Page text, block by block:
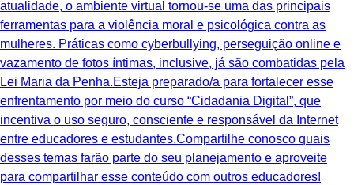
atualidade, o ambiente virtual tornou-se uma das principais
ferramentas para a violência moral e psicológica contra as
mulheres. Práticas como cyberbullying, perseguição online e
vazamento de fotos íntimas, inclusive, já são combatidas pela
Lei Maria da Penha.Esteja preparado/a para fortalecer esse
enfrentamento por meio do curso “Cidadania Digital”, que
incentiva o uso seguro, consciente e responsável da Internet
entre educadores e estudantes.Compartilhe conosco quais
desses temas farão parte do seu planejamento e aproveite
para compartilhar esse conteúdo com outros educadores!